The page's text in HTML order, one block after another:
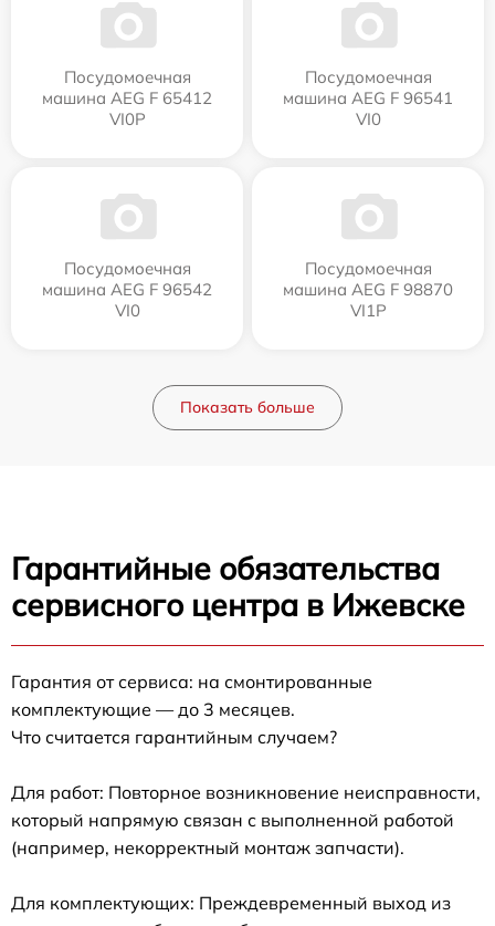
Посудомоечная
машина AEG F 65412
VI0P
Посудомоечная
машина AEG F 96541
VI0
Посудомоечная
машина AEG F 96542
VI0
Посудомоечная
машина AEG F 98870
VI1P
Показать больше
Гарантийные обязательства
сервисного центра в Ижевске
Гарантия от сервиса: на смонтированные
комплектующие — до 3 месяцев.
Что считается гарантийным случаем?
Для работ: Повторное возникновение неисправности,
который напрямую связан с выполненной работой
(например, некорректный монтаж запчасти).
Для комплектующих: Преждевременный выход из